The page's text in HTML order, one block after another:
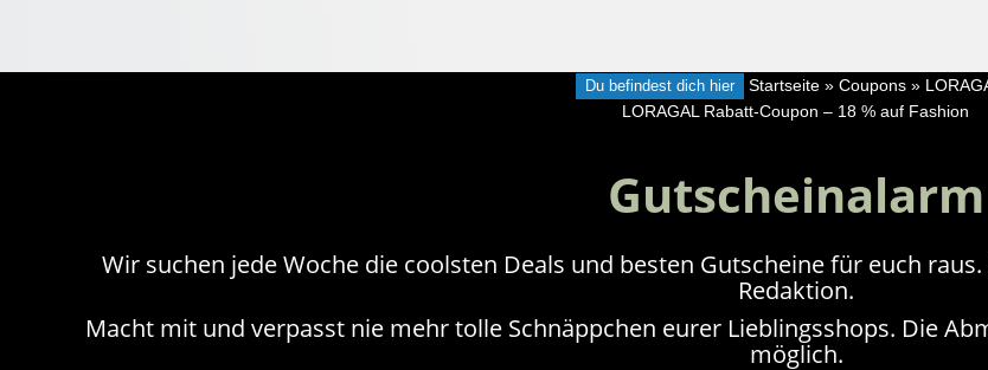
Du befindest dich hier Startseite» Coupons»
LORAGAL Rabatt-Coupon – 18 % auf Fashion
Gutscheinalarm
Wir suchen jede Woche die coolsten Deals und besten Gutscheine für euch
Redaktion.
Macht mit und verpasst nie mehr tolle Schnäppchen eurer Lieblingsshops. Die
möglich.